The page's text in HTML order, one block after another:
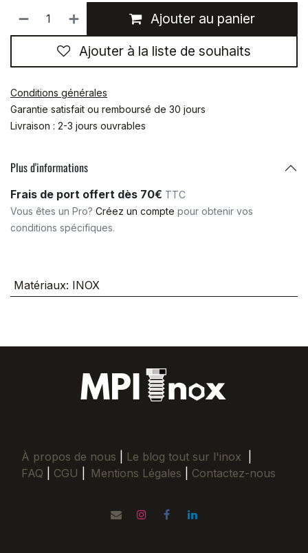
Ajouter au panier
Ajouter à la liste de souhaits
Conditions générales
Garantie satisfait ou remboursé de 30 jours
Livraison : 2-3 jours ouvrables
Plus d'informations
Frais de port offert dès 70€ TTC
Vous êtes un Pro? Créez un compte pour obtenir vos
conditions spécifiques.
Matériaux: INOX
À propos de nous Le blog tout sur l'inox
FAQ
CGU Mentions Légales Contactez-nous